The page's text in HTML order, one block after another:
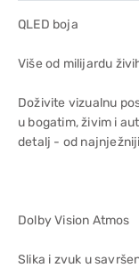
QLED boja
Više od milijardu
Doživite vizualnu
u bogatim, živim i
detalj - od
Dolby Vision Atmos
Slika i zvuk u